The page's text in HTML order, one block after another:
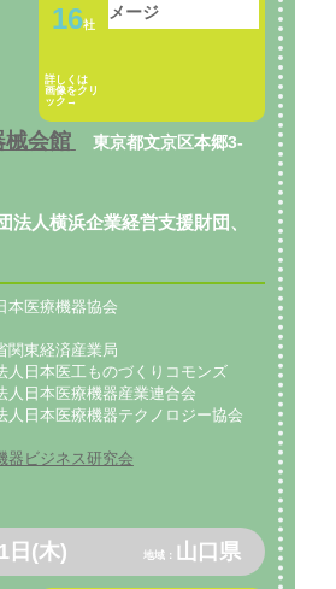
16社
詳しくは
画像をクリ
ック→
械会館
東京都文京区本郷3-
法人横浜企業経営支援財団、
本医療機器協会
関東経済産業局
人日本医工ものづくりコモンズ
人日本医療機器産業連合会
人日本医療機器テクノロジー協会
器ビジネス研究会
日(木) 地域： 山口県